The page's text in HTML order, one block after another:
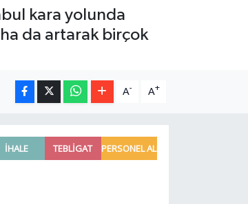
kara yolunda
da artarak birçok
A- A+